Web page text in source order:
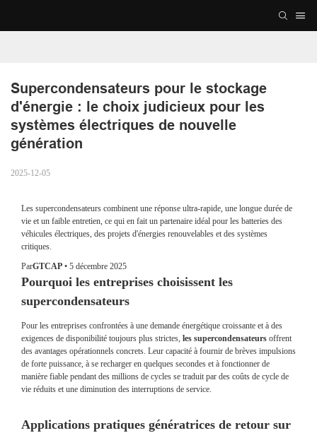
Supercondensateurs pour le stockage
d'énergie : le choix judicieux pour les
systèmes électriques de nouvelle
génération
2025-12-05
Les supercondensateurs combinent une réponse ultra-rapide, une longue durée de
vie et un faible entretien, ce qui en fait un partenaire idéal pour les batteries des
véhicules électriques, des projets d'énergies renouvelables et des systèmes
critiques.
ParGTCAP • 5 décembre 2025
Pourquoi les entreprises choisissent les
supercondensateurs
Pour les entreprises confrontées à une demande énergétique croissante et à des
exigences de disponibilité toujours plus strictes, les supercondensateurs offrent
des avantages opérationnels concrets. Leur capacité à fournir de brèves impulsions
de forte puissance, à se recharger en quelques secondes et à fonctionner de
manière fiable pendant des millions de cycles se traduit par des coûts de cycle de
vie réduits et une diminution des interruptions de service.
Applications pratiques génératrices de retour sur